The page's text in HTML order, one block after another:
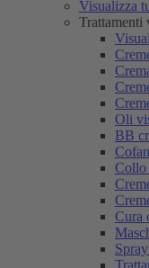
Visualizza
Trattamenti
Oli
BB
Collo
Cura